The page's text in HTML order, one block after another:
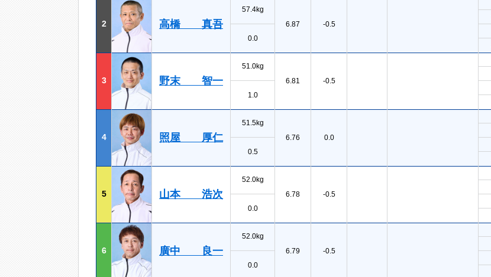
2 高橋 真吾
57.4kg
6.87
-0.5
0.0
3 野末 智一
51.0kg
6.81
-0.5
1.0
4 照屋 厚仁
51.5kg
6.76
0.0
0.5
5 山本 浩次
52.0kg
6.78
-0.5
0.0
6 廣中 良一
52.0kg
6.79
-0.5
0.0